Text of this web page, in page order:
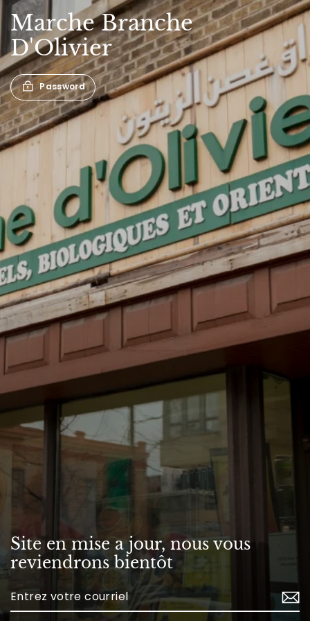
MarcheBranche
D'Olivier
Password
Site en mise a jour, nous vous
reviendrons bientôt
Enter